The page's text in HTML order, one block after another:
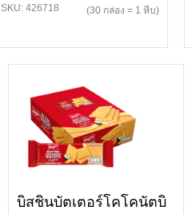
SKU: 426718 (30 กล่อง = 1 หีบ)
บิสชินบัตเตอร์โคโคนัตบิ